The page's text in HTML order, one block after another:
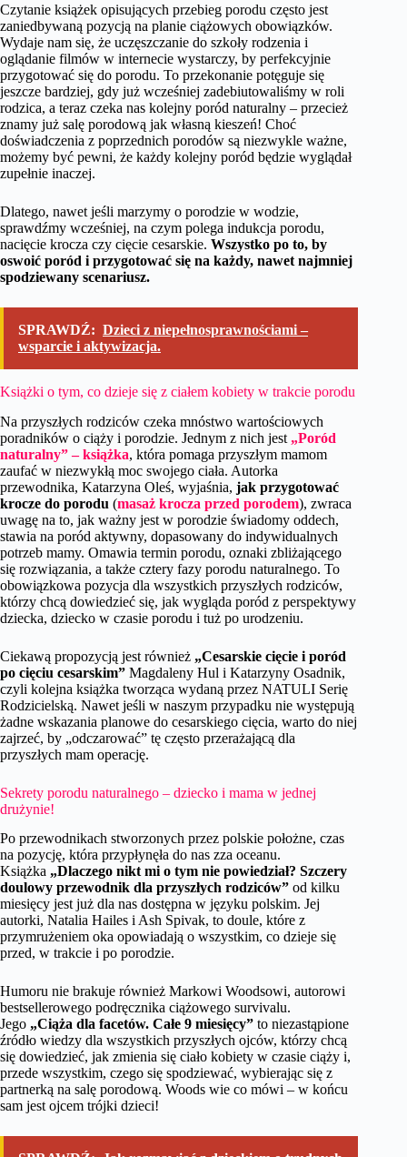
Czytanie książek opisujących przebieg porodu często jest
zaniedbywaną pozycją na planie ciążowych obowiązków.
Wydaje nam się, że uczęszczanie do szkoły rodzenia i
oglądanie filmów w internecie wystarczy, by perfekcyjnie
przygotować się do porodu. To przekonanie potęguje się
jeszcze bardziej, gdy już wcześniej zadebiutowaliśmy w roli
rodzica, a teraz czeka nas kolejny poród naturalny – przecież
znamy już salę porodową jak własną kieszeń! Choć
doświadczenia z poprzednich porodów są niezwykle ważne,
możemy być pewni, że każdy kolejny poród będzie wyglądał
zupełnie inaczej.
Dlatego, nawet jeśli marzymy o porodzie w wodzie,
sprawdźmy wcześniej, na czym polega indukcja porodu,
nacięcie krocza czy cięcie cesarskie. Wszystko po to, by
oswoić poród i przygotować się na każdy, nawet najmniej
spodziewany scenariusz.
SPRAWDŹ: Dzieci z niepełnosprawnościami –
wsparcie i aktywizacja.
Książki o tym, co dzieje się z ciałem kobiety w trakcie porodu
Na przyszłych rodziców czeka mnóstwo wartościowych
poradników o ciąży i porodzie. Jednym z nich jest „Poród
naturalny” – książka, która pomaga przyszłym mamom
zaufać w niezwykłą moc swojego ciała. Autorka
przewodnika, Katarzyna Oleś, wyjaśnia, jak przygotować
krocze do porodu (masaż krocza przed porodem), zwraca
uwagę na to, jak ważny jest w porodzie świadomy oddech,
stawia na poród aktywny, dopasowany do indywidualnych
potrzeb mamy. Omawia termin porodu, oznaki zbliżającego
się rozwiązania, a także cztery fazy porodu naturalnego. To
obowiązkowa pozycja dla wszystkich przyszłych rodziców,
którzy chcą dowiedzieć się, jak wygląda poród z perspektywy
dziecka, dziecko w czasie porodu i tuż po urodzeniu.
Ciekawą propozycją jest również „Cesarskie cięcie i poród
po cięciu cesarskim” Magdaleny Hul i Katarzyny Osadnik,
czyli kolejna książka tworząca wydaną przez NATULI Serię
Rodzicielską. Nawet jeśli w naszym przypadku nie występują
żadne wskazania planowe do cesarskiego cięcia, warto do niej
zajrzeć, by „odczarować” tę często przerażającą dla
przyszłych mam operację.
Sekrety porodu naturalnego – dziecko i mama w jednej
drużynie!
Po przewodnikach stworzonych przez polskie położne, czas
na pozycję, która przypłynęła do nas zza oceanu.
Książka „Dlaczego nikt mi o tym nie powiedział? Szczery
doulowy przewodnik dla przyszłych rodziców” od kilku
miesięcy jest już dla nas dostępna w języku polskim. Jej
autorki, Natalia Hailes i Ash Spivak, to doule, które z
przymrużeniem oka opowiadają o wszystkim, co dzieje się
przed, w trakcie i po porodzie.
Humoru nie brakuje również Markowi Woodsowi, autorowi
bestsellerowego podręcznika ciążowego survivalu.
Jego „Ciąża dla facetów. Całe 9 miesięcy” to niezastąpione
źródło wiedzy dla wszystkich przyszłych ojców, którzy chcą
się dowiedzieć, jak zmienia się ciało kobiety w czasie ciąży i,
przede wszystkim, czego się spodziewać, wybierając się z
partnerką na salę porodową. Woods wie co mówi – w końcu
sam jest ojcem trójki dzieci!